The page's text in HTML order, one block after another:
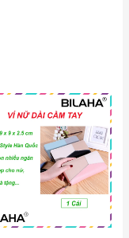
Khoảng
giá:
từ
45.000
đến
52.000